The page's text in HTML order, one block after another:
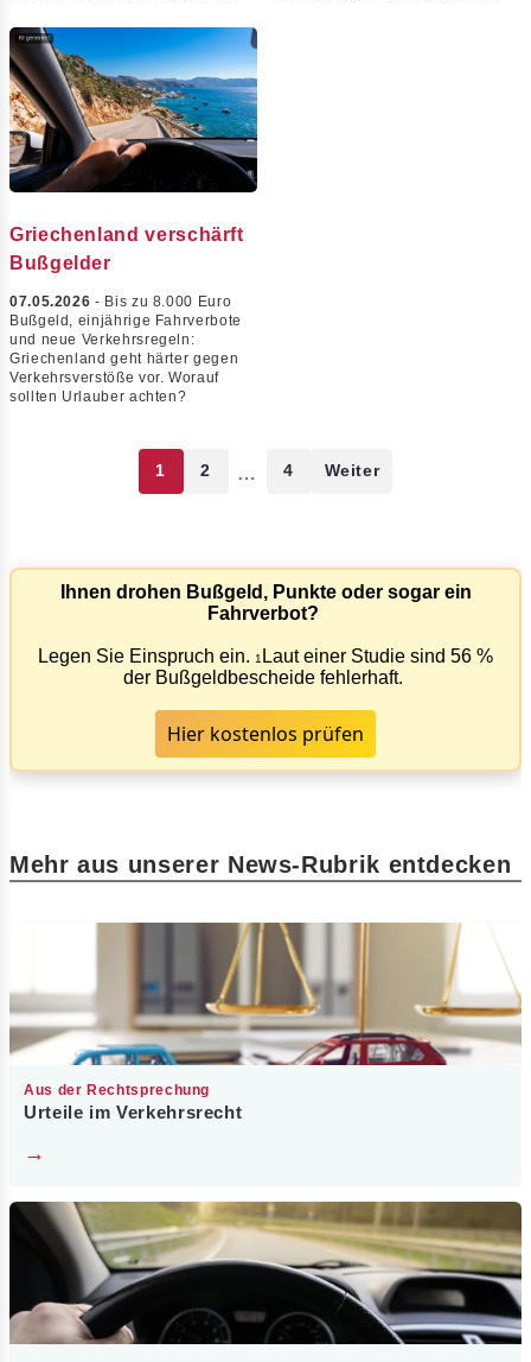
Griechenland verschärft
Bußgelder
07.05.2026 - Bis zu 8.000 Euro
Bußgeld, einjährige Fahrverbote
und neue Verkehrsregeln:
Griechenland geht härter gegen
Verkehrsverstöße vor. Worauf
sollten Urlauber achten?
1 2 … 4 Weiter
Ihnen drohen Bußgeld, Punkte oder sogar ein
Fahrverbot?
Legen Sie Einspruch ein. 1 Laut einer Studie sind 56 %
der Bußgeldbescheide fehlerhaft.
Hier kostenlos prüfen
Mehr aus unserer News-Rubrik entdecken
Aus der Rechtsprechung
Urteile im Verkehrsrecht
→